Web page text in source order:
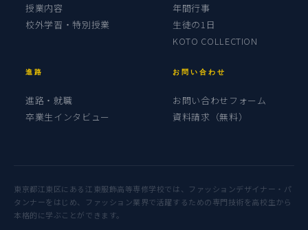
授業内容
校外学習・特別授業
年間行事
生徒の1日
KOTO COLLECTION
進路
進路・就職
卒業生インタビュー
お問い合わせ
お問い合わせフォーム
資料請求（無料）
東京都江東区にある江東服飾高等専修学校では、ファッションデザイナー・パ
タンナーをはじめ、ファッション業界で活躍するための専門技術を高校生から
本格的に学ぶことができます。